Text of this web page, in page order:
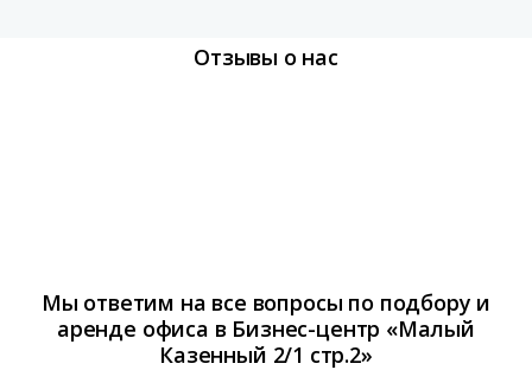
Отзывы о нас
Мы ответим на все вопросы по подбору и
аренде офиса в Бизнес-центр «Малый
Казенный 2/1 стр.2»